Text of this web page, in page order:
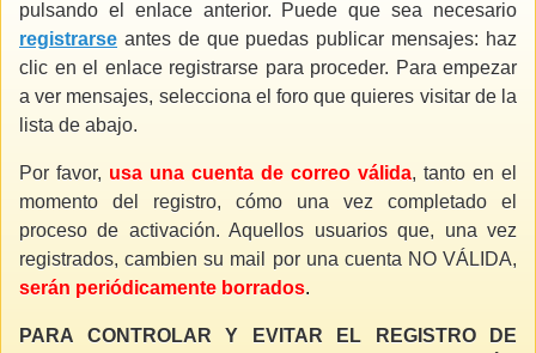
pulsando el enlace anterior. Puede que sea necesario
registrarse antes de que puedas publicar mensajes: haz
clic en el enlace registrarse para proceder. Para empezar
a ver mensajes, selecciona el foro que quieres visitar de la
lista de abajo.
Por favor, usa una cuenta de correo válida, tanto en el
momento del registro, cómo una vez completado el
proceso de activación. Aquellos usuarios que, una vez
registrados, cambien su mail por una cuenta NO VÁLIDA,
serán periódicamente borrados.
PARA CONTROLAR Y EVITAR EL REGISTRO DE